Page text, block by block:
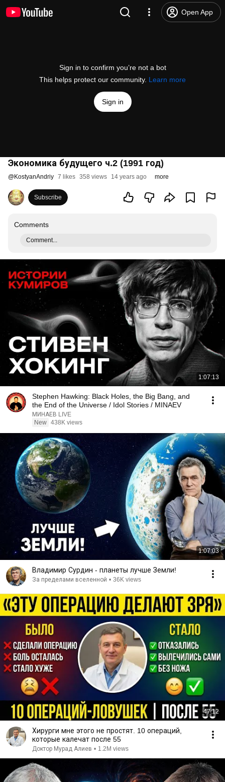
Open App
Sign in to confirm you’re not a bot
This helps protect our community. Learn more
Sign in
Экономика будущего ч.2 (1991 год)
@KostyanAndriy 7 likes 358 views 14 years ago more
Subscribe
Comments
Comment...
1:07:13
Stephen Hawking: Black Holes, the Big Bang, and
the End of the Universe / Idol Stories / MINAEV
МИНАЕВ LIVE
New 438K views
1:07:03
Владимир Сурдин - планеты лучше Земли!
За пределами вселенной • 36K views
47:12
Хирурги мне этого не простят. 10 операций,
которые калечат после 55
Доктор Мурад Алиев • 1.2M views